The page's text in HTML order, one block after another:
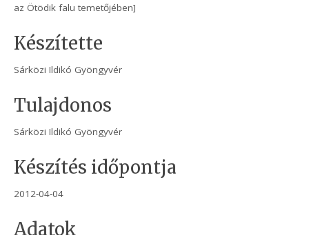
az Ötödik falu temetőjében]
Készítette
Sárközi Ildikó Gyöngyvér
Tulajdonos
Sárközi Ildikó Gyöngyvér
Készítés időpontja
2012-04-04
Adatok